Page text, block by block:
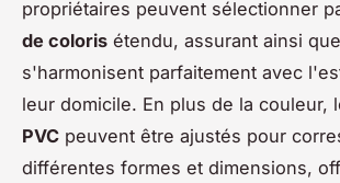
propriétaires peuvent sélectionner
de coloris étendu, assurant ainsi
s'harmonisent parfaitement avec
leur domicile. En plus de la couleur,
PVC peuvent être ajustés pour
différentes formes et dimensions,